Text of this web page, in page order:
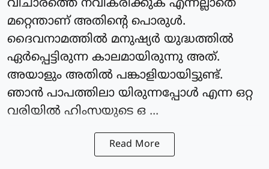
വിചാരത്തെ നവീകരിക്കുക എന്നല്ലാതെ
മറ്റെന്താണ് അതിന്റെ പൊരുൾ.
ദൈവനാമത്തിൽ മനുഷ്യർ യുദ്ധത്തിൽ
ഏർപ്പെട്ടിരുന്ന കാലമായിരുന്നു അത്.
അയാളും അതിൽ പങ്കാളിയായിട്ടുണ്ട്.
ഞാൻ പാപത്തിലാ യിരുന്നപ്പോൾ എന്ന ഒറ്റ
വരിയിൽ ഹിംസയുടെ ഒ ...
Read More